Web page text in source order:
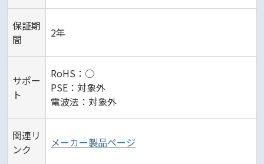
保証期
間
2年
サポー
ト
RoHS：○
PSE：対象外
電波法：対象外
関連リ
ンク
メーカー製品ページ